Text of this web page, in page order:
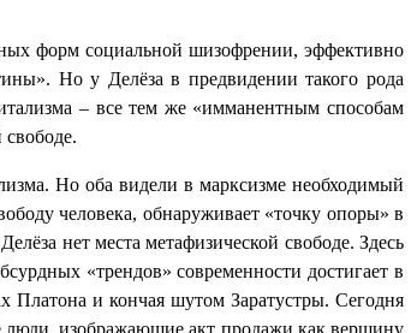
форм социальной шизофрении, эффективно
Но у Делёза в предвидении такого рода
– все тем же «имманентным способам
Но оба видели в марксизме необходимый
человека, обнаруживает «точку опоры» в
нет места метафизической свободе. Здесь
«трендов» современности достигает в
Платона и кончая шутом Заратустры. Сегодня